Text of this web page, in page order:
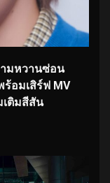
ามหวานซ่อน
ร้อมเสิร์ฟ MV
เติมสีสัน